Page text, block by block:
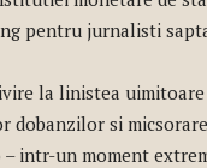
pentru jurnalisti
la linistea
dobanzilor si
intr-un moment